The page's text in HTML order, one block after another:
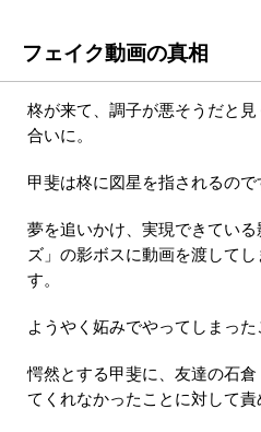
フェイク動画の真相
柊が来て、調子が悪そうだと
合いに。
甲斐は柊に図星を指されるので
夢を追いかけ、実現できてい
ズ」の影ボスに動画を渡して
す。
ようやく妬みでやってしまった
愕然とする甲斐に、友達の石
てくれなかったことに対して責